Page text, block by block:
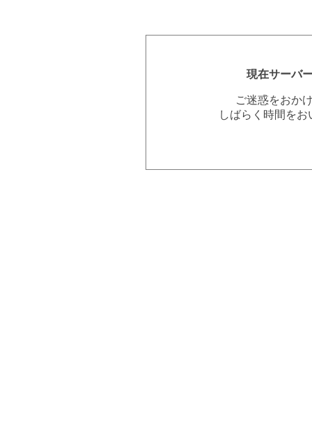
現在サーバ
ご迷惑をおか
しばらく時間を